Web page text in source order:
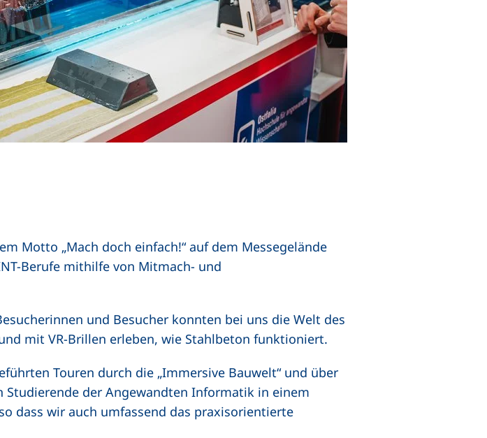
Motto „Mach doch einfach!“ auf dem Messegelände
Berufe mithilfe von Mitmach- und
und Besucher konnten bei uns die Welt des
mit VR-Brillen erleben, wie Stahlbeton funktioniert.
Touren durch die „Immersive Bauwelt“ und über
Studierende der Angewandten Informatik in einem
dass wir auch umfassend das praxisorientierte